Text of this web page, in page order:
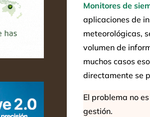
Monitores de
aplicaciones de
meteorológicas,
volumen de
muchos casos
directamente se
El problema no
gestión.